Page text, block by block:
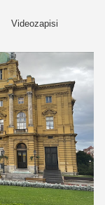
Videozapisi